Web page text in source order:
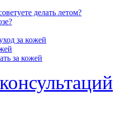
делать летом?
за кожей
за кожей